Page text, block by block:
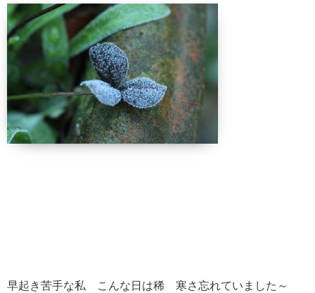
早起き苦手な私 こんな日は稀 寒さ忘れていました～